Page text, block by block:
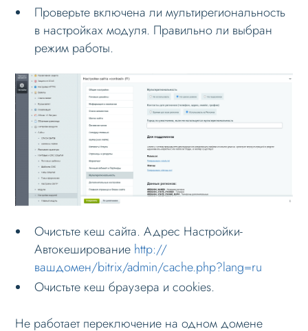
Оформление контента
Слайдер
Мультирегиональность
Возможности
Настройка решения
Настройка на хостинге
Режимы работы
Основные теги
Настройка данных
Настройка Sitemap
Настройка robots.txt
Решение проблем
Проверьте включена ли мультирегиональность
в настройках модуля. Правильно ли выбран
режим работы.
Очистьте кеш сайта. Адрес Настройки-
Автокеширование http://
вашдомен/bitrix/admin/cache.php?lang=ru
Очистьте кеш браузера и cookies.
Не работает переключение на одном домене